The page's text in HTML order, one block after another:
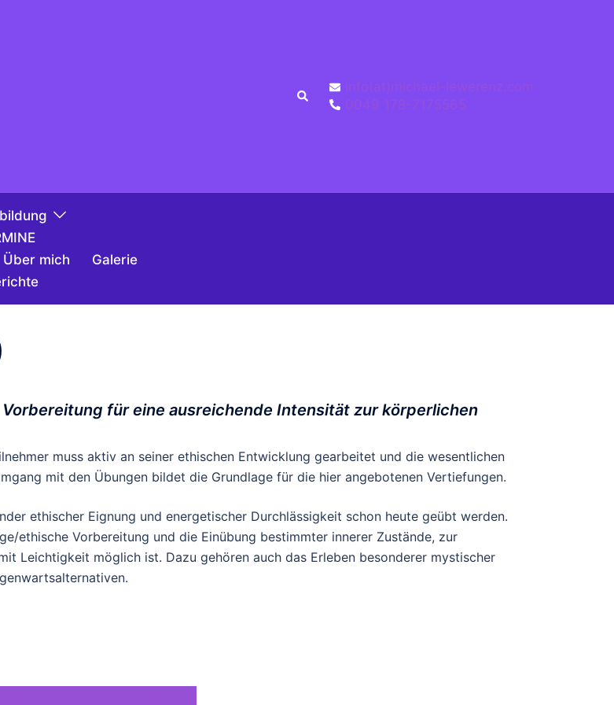
info(at)michael-lewerenz.com
0049 178-7175565
Über mich
Galerie
für eine ausreichende Intensität zur körperlichen
muss aktiv an seiner ethischen Entwicklung gearbeitet und die wesentlichen
mit den Übungen bildet die Grundlage für die hier angebotenen Vertiefungen.
ethischer Eignung und energetischer Durchlässigkeit schon heute geübt werden.
ethische Vorbereitung und die Einübung bestimmter innerer Zustände, zur
Leichtigkeit möglich ist. Dazu gehören auch das Erleben besonderer mystischer